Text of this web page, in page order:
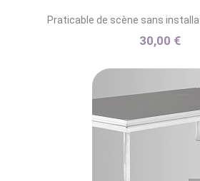
Praticable de scène sans
30,00 €